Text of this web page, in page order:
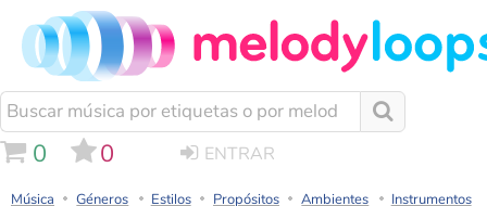
0 0 ENTRAR
Música Géneros Estilos Propósitos Ambientes Instrumentos